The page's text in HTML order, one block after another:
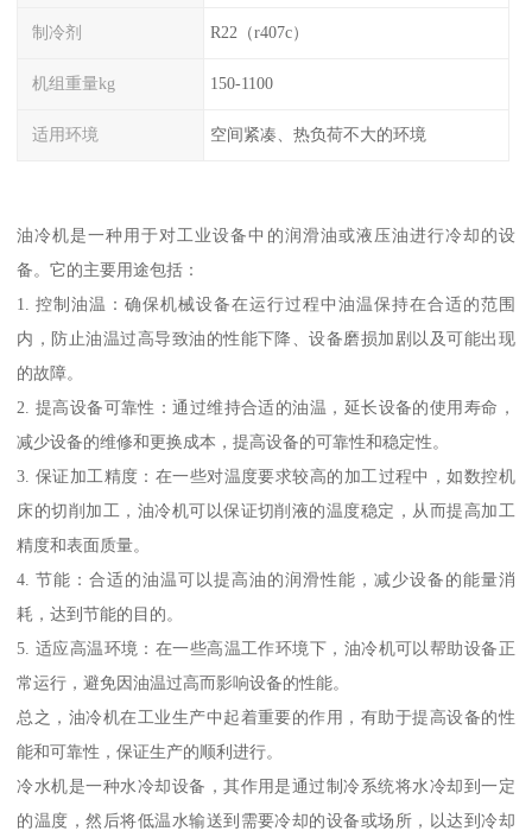
制冷剂 R22（r407c）
机组重量kg 150-1100
适用环境 空间紧凑、热负荷不大的环境
油冷机是一种用于对工业设备中的润滑油或液压油进行冷却的设
备。它的主要用途包括：
1. 控制油温：确保机械设备在运行过程中油温保持在合适的范围
内，防止油温过高导致油的性能下降、设备磨损加剧以及可能出现
的故障。
2. 提高设备可靠性：通过维持合适的油温，延长设备的使用寿命，
减少设备的维修和更换成本，提高设备的可靠性和稳定性。
3. 保证加工精度：在一些对温度要求较高的加工过程中，如数控机
床的切削加工，油冷机可以保证切削液的温度稳定，从而提高加工
精度和表面质量。
4. 节能：合适的油温可以提高油的润滑性能，减少设备的能量消
耗，达到节能的目的。
5. 适应高温环境：在一些高温工作环境下，油冷机可以帮助设备正
常运行，避免因油温过高而影响设备的性能。
总之，油冷机在工业生产中起着重要的作用，有助于提高设备的性
能和可靠性，保证生产的顺利进行。
冷水机是一种水冷却设备，其作用是通过制冷系统将水冷却到一定
的温度，然后将低温水输送到需要冷却的设备或场所，以达到冷却